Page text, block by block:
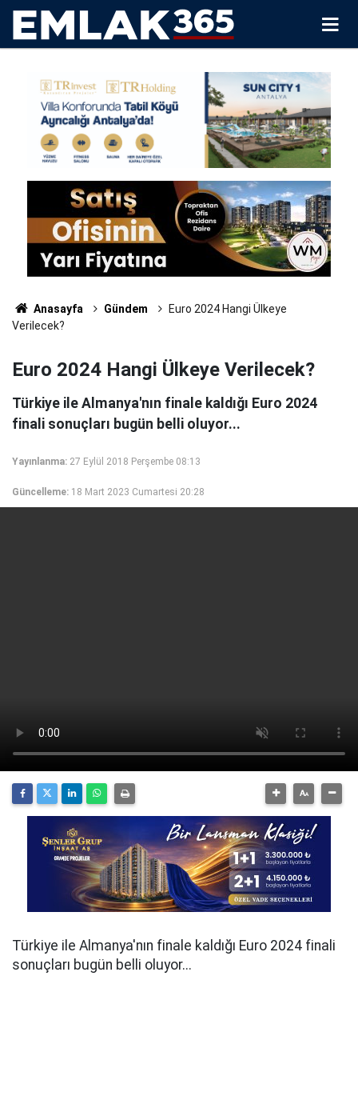
Anasayfa Gündem
Euro 2024 Hangi Ülkeye
Verilecek?
Euro 2024 Hangi Ülkeye Verilecek?
Türkiye ile Almanya'nın finale kaldığı Euro 2024
finali sonuçları bugün belli oluyor...
Yayınlanma: 27 Eylül 2018 Perşembe 08:13
Güncelleme: 18 Mart 2023 Cumartesi 20:28
Türkiye ile Almanya'nın finale kaldığı Euro 2024 finali
sonuçları bugün belli oluyor...